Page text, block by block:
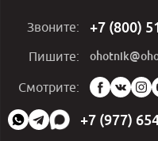
Звоните: +7 (800)
Пишите:
Смотрите:
Мы
в
социальных
сетях:
+7 (977)